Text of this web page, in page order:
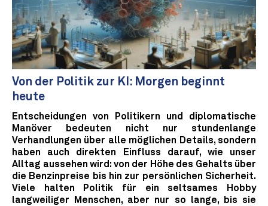
Von der Politik zur KI: Morgen beginnt
heute
Entscheidungen von Politikern und diplomatische
Manöver bedeuten nicht nur stundenlange
Verhandlungen über alle möglichen Details, sondern
haben auch direkten Einfluss darauf, wie unser
Alltag aussehen wird: von der Höhe des Gehalts über
die Benzinpreise bis hin zur persönlichen Sicherheit.
Viele halten Politik für ein seltsames Hobby
langweiliger Menschen, aber nur so lange, bis sie